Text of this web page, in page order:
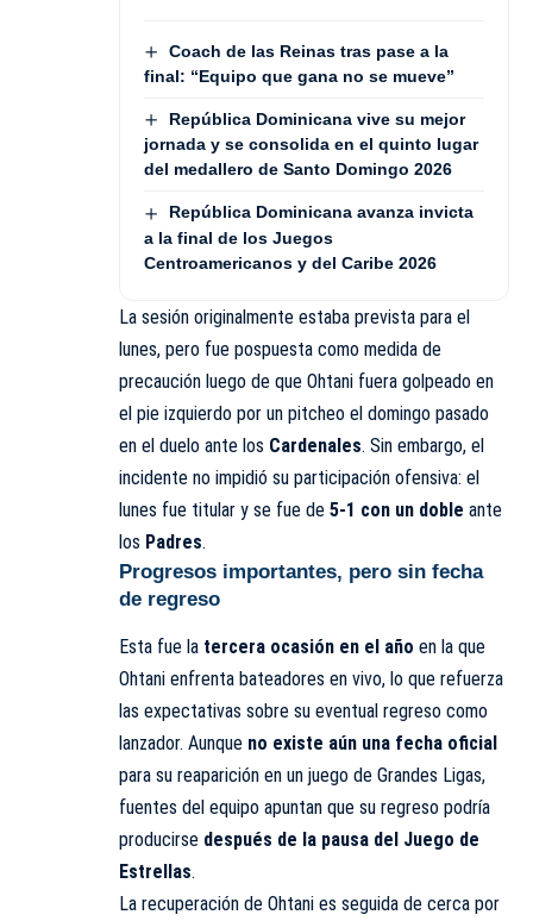
Coach de las Reinas tras pase a la
final: “Equipo que gana no se mueve”
República Dominicana vive su mejor
jornada y se consolida en el quinto lugar
del medallero de Santo Domingo 2026
República Dominicana avanza invicta
a la final de los Juegos
Centroamericanos y del Caribe 2026
La sesión originalmente estaba prevista para el
lunes, pero fue pospuesta como medida de
precaución luego de que Ohtani fuera golpeado en
el pie izquierdo por un pitcheo el domingo pasado
en el duelo ante los Cardenales. Sin embargo, el
incidente no impidió su participación ofensiva: el
lunes fue titular y se fue de 5-1 con un doble ante
los Padres.
Progresos importantes, pero sin fecha
de regreso
Esta fue la tercera ocasión en el año en la que
Ohtani enfrenta bateadores en vivo, lo que refuerza
las expectativas sobre su eventual regreso como
lanzador. Aunque no existe aún una fecha oficial
para su reaparición en un juego de Grandes Ligas,
fuentes del equipo apuntan que su regreso podría
producirse después de la pausa del Juego de
Estrellas.
La recuperación de Ohtani es seguida de cerca por